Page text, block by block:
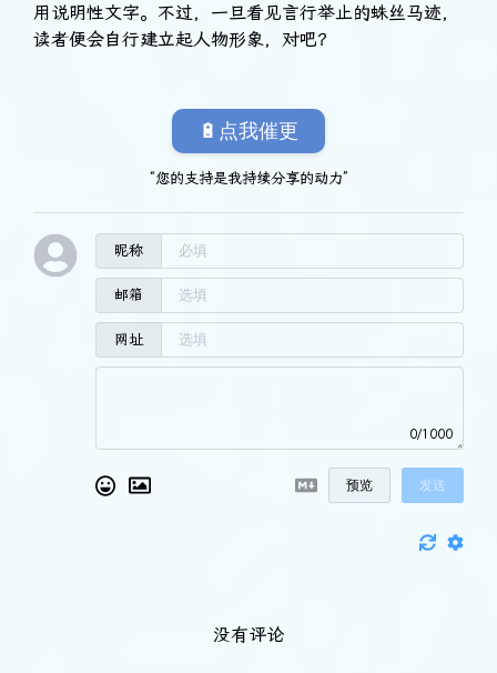
用说明性文字。不过，一旦看见言行举止的蛛丝马迹，
读者便会自行建立起人物形象，对吧？
🔋点我催更
“您的支持是我持续分享的动力”
昵称
邮箱
网址
0/1000
预览 发送
没有评论